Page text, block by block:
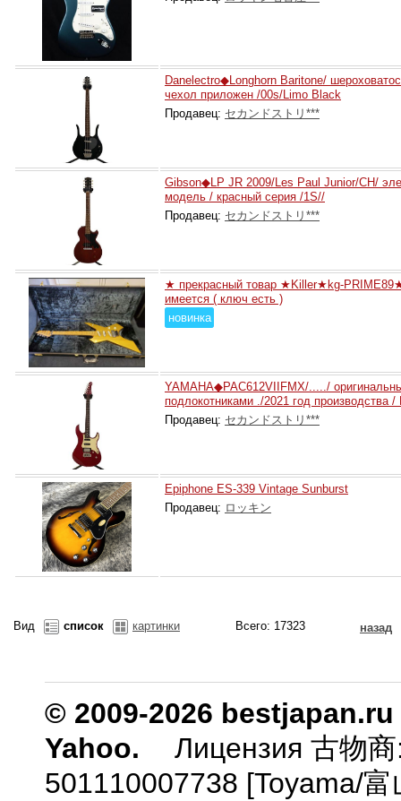
Danelectro◆Longhorn Baritone/
чехол приложен /00s/Limo Black
Продавец: セカンドストリ***
Gibson◆LP JR 2009/Les Paul Junior/CH/
модель / красный серия /1S//
Продавец: セカンドストリ***
★ прекрасный товар ★Killer★kg-
имеется ( ключ есть )
новинка
YAMAHA◆PAC612VIIFMX/...../
подлокотниками ./2021 год производства
Продавец: セカンドストリ***
Epiphone ES-339 Vintage Sunburst
Продавец: ロッキン
Вид список картинки Всего: 17323 назад
© 2009-2026
Yahoo.
Лицензия 古物
501110007738 [Toyama/